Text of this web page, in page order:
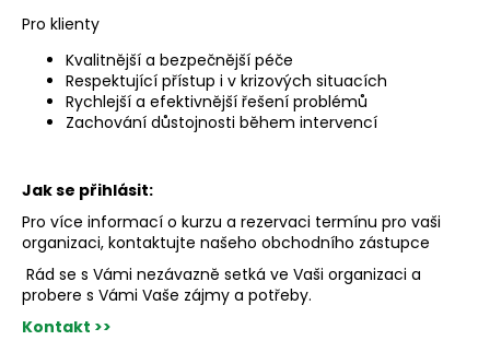
Pro klienty
Kvalitnější a bezpečnější péče
Respektující přístup i v krizových situacích
Rychlejší a efektivnější řešení problémů
Zachování důstojnosti během intervencí
Jak se přihlásit:
Pro více informací o kurzu a rezervaci termínu pro vaši
organizaci, kontaktujte našeho obchodního zástupce
Rád se s Vámi nezávazně setká ve Vaši organizaci a
probere s Vámi Vaše zájmy a potřeby.
Kontakt >>